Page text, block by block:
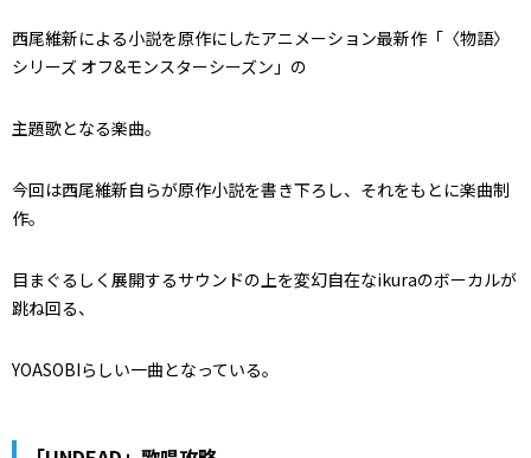
西尾維新による小説を原作にしたアニメーション最新作「〈物語〉
シリーズ オフ&モンスターシーズン」の
主題歌となる楽曲。
今回は西尾維新自らが原作小説を書き下ろし、それをもとに楽曲制
作。
目まぐるしく展開するサウンドの上を変幻自在なikuraのボーカルが
跳ね回る、
YOASOBIらしい一曲となっている。